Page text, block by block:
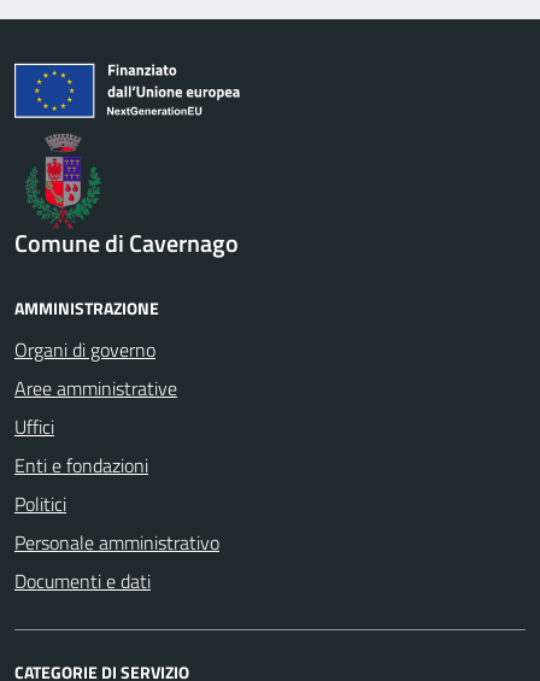
Comune di Cavernago
AMMINISTRAZIONE
Organi di governo
Aree amministrative
Uffici
Enti e fondazioni
Politici
Personale amministrativo
Documenti e dati
CATEGORIE DI SERVIZIO